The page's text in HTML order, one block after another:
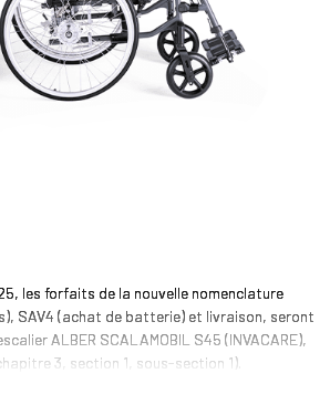
les forfaits de la nouvelle nomenclature
SAV4 (achat de batterie) et livraison, seront
ALBER SCALAMOBIL S45 (INVACARE),
3, section 1, sous-section 1).